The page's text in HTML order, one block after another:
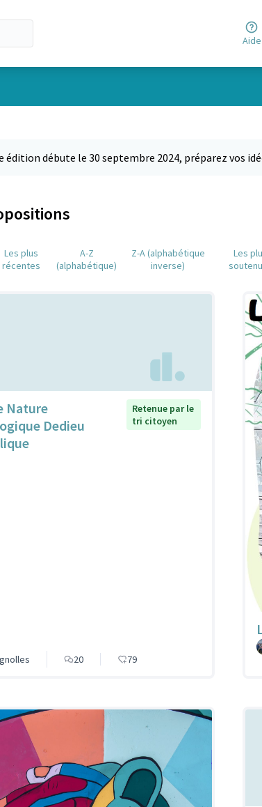
Aide
utilisateur
édition débute le 30 septembre 2024, préparez vos
Les plus
récentes
A-Z
(alphabétique)
Z-A (alphabétique
inverse)
Les
Nature
Dedieu
Retenue par le
tri citoyen
20 79